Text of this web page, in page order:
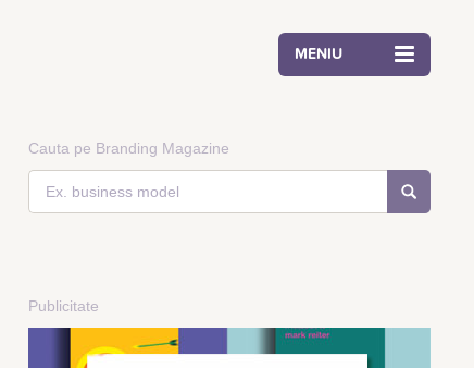
MENIU
Cauta pe Branding Magazine
Publicitate